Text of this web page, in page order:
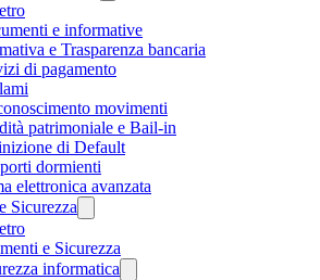
e informative
e Trasparenza bancaria
di pagamento
movimenti
patrimoniale e Bail-in
di Default
dormienti
elettronica avanzata
Sicurezza
e Sicurezza
informatica